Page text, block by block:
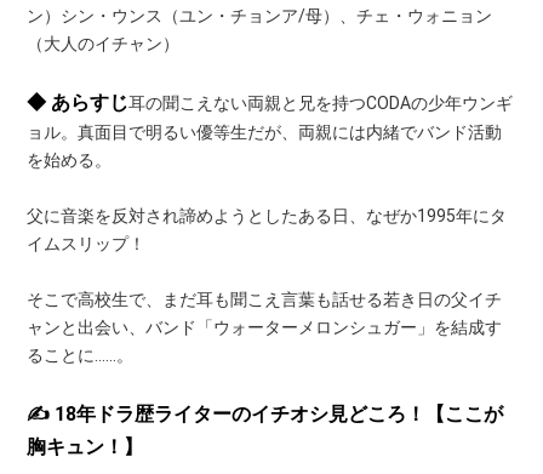
ン）シン・ウンス（ユン・チョンア/母）、チェ・ウォニョン
（大人のイチャン）
◆ あらすじ耳の聞こえない両親と兄を持つCODAの少年ウンギ
ョル。真面目で明るい優等生だが、両親には内緒でバンド活動
を始める。
父に音楽を反対され諦めようとしたある日、なぜか1995年にタ
イムスリップ！
そこで高校生で、まだ耳も聞こえ言葉も話せる若き日の父イチ
ャンと出会い、バンド「ウォーターメロンシュガー」を結成す
ることに……。
✍️ 18年ドラ歴ライターのイチオシ見どころ！【ここが
胸キュン！】